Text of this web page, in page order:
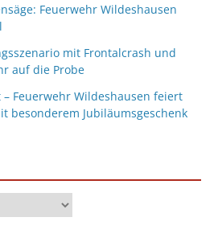
Feuerwehr Wildeshausen
mit Frontalcrash und
auf die Probe
Feuerwehr Wildeshausen feiert
besonderem Jubiläumsgeschenk